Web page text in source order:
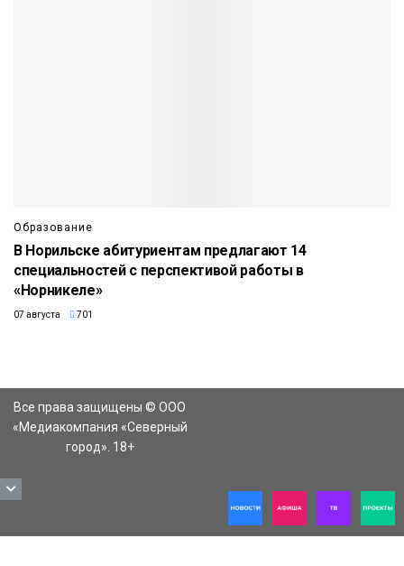
Образование
В Норильске абитуриентам предлагают 14
специальностей с перспективой работы в
«Норникеле»
07 августа 701
Все права защищены © ООО
«Медиакомпания «Северный
город». 18+